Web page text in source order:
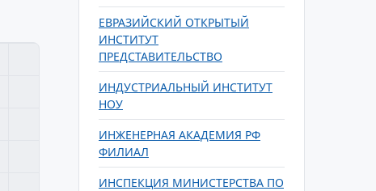
ЕВРАЗИЙСКИЙ ОТКРЫТЫЙ
ИНСТИТУТ
ПРЕДСТАВИТЕЛЬСТВО
ИНДУСТРИАЛЬНЫЙ ИНСТИТУТ
НОУ
ИНЖЕНЕРНАЯ АКАДЕМИЯ РФ
ФИЛИАЛ
ИНСПЕКЦИЯ МИНИСТЕРСТВА ПО